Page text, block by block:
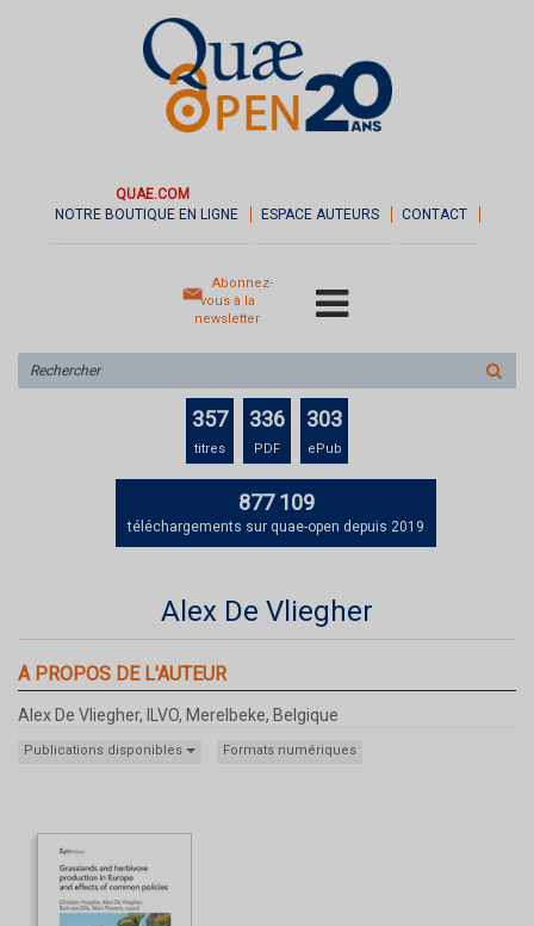
QUAE.COM
NOTRE BOUTIQUE EN LIGNE
ESPACE AUTEURS CONTACT
Abonnez-
vous à la
newsletter
sur
le
357
titres
336
PDF
303
ePub
877 109
téléchargements sur quae-open depuis 2019
Alex De Vliegher
A PROPOS DE L'AUTEUR
Alex De Vliegher, ILVO, Merelbeke, Belgique
Publications disponibles Formats numériques